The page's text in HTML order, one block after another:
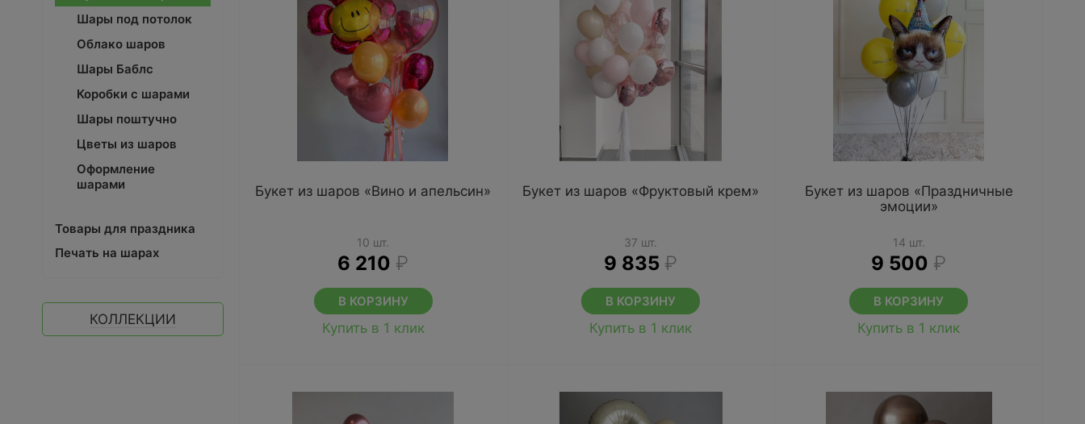
Букет из шаров «Вино и апельсин»
10 шт.
6 210 ₽
В КОРЗИНУ
Купить в 1 клик
Букет из шаров «Фруктовый крем»
37 шт.
9 835 ₽
В КОРЗИНУ
Купить в 1 клик
Букет из шаров «Праздничные
эмоции»
14 шт.
9 500 ₽
В КОРЗИНУ
Купить в 1 клик
Шары под потолок
Облако шаров
Шары Баблс
Коробки с шарами
Шары поштучно
Цветы из шаров
Оформление
шарами
Товары для праздника
Печать на шарах
КОЛЛЕКЦИИ